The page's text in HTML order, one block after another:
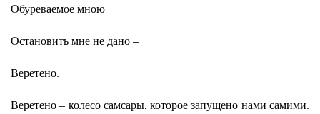
Обуреваемое мною
Остановить мне не дано –
Веретено.
Веретено – колесо самсары, которое запущено нами самими.